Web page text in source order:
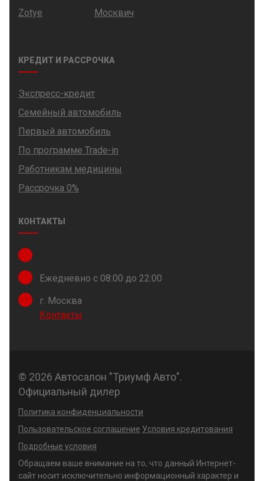
Zotye
Москвич
КРЕДИТ И РАССРОЧКА
Экспресс-кредит
Семейный автомобиль
Первый автомобиль
По программе Trade-in
Работникам медицины
Рассрочка 0%
КОНТАКТЫ
Ежедневно с 08:00 до 22:00
г. Москва
Контакты
© 2026 Автосалон "Триумф Авто".
Официальный дилер
Политика конфиденциальности
Пользовательское соглашение Условия кредитования
Подробные условия
Обращаем ваше внимание на то, что данный Интернет-
сайт носит исключительно информационный характер и